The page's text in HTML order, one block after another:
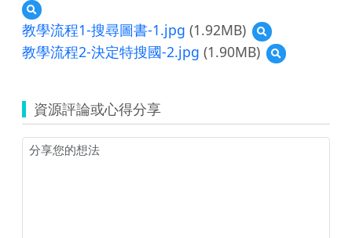
預
覽
資
訊
智
慧
學
習
教學流程1-搜尋圖書-1.jpg (1.92MB)
預
覽
教
搜
教學流程2-決定特搜國-2.jpg (1.90MB)
預
覽
程
2-
資源評論或心得分享